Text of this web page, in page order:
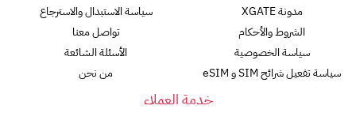
مدونة XGATE
الشروط والأحكام
سياسة الخصوصية
سياسة تفعيل شرائح SIM و eSIM
سياسة الاستبدال والاسترجاع
تواصل معنا
الأسئلة الشائعة
من نحن
خدمة العملاء